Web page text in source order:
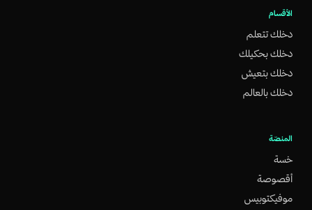
الأقسام
دخلك تتعلم
دخلك بحكيلك
دخلك بتعيش
دخلك بالعالم
المنصّة
خسة
أقصوصة
موفيكتوبيس